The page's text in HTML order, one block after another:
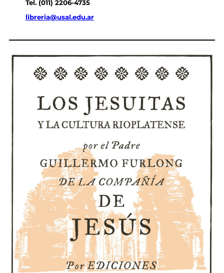
Tel. (011) 2206-4735
libreria@usal.edu.ar